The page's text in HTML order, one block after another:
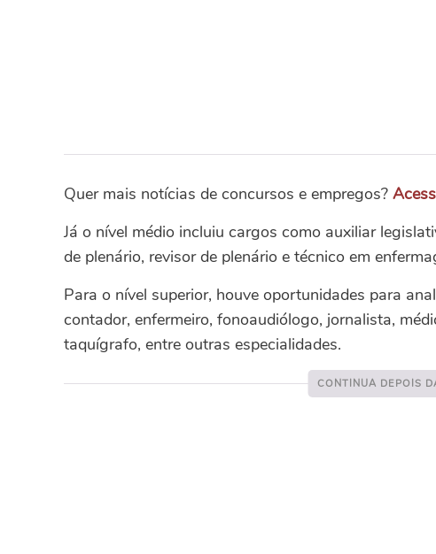
Quer mais notícias de concursos e empregos?
Já o nível médio incluiu cargos como auxiliar
de plenário, revisor de plenário e técnico em
Para o nível superior, houve oportunidades para
contador, enfermeiro, fonoaudiólogo, jornalista,
taquígrafo, entre outras especialidades.